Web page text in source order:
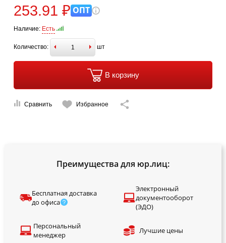
253.91 ₽ ОПТ
Наличие: Есть
Количество: шт
В корзину
Сравнить Избранное
Преимущества для юр.лиц:
Бесплатная доставка
до офиса
Электронный
документооборот
(ЭДО)
Персональный
менеджер
Лучшие цены